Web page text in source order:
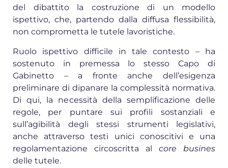
del dibattito la costruzione di un modello
ispettivo, che, partendo dalla diffusa flessibilità,
non comprometta le tutele lavoristiche.
Ruolo ispettivo difficile in tale contesto – ha
sostenuto in premessa lo stesso Capo di
Gabinetto – a fronte anche dell’esigenza
preliminare di dipanare la complessità normativa.
Di qui, la necessità della semplificazione delle
regole, per puntare sui profili sostanziali e
sull’agibilità degli stessi strumenti legislativi,
anche attraverso testi unici conoscitivi e una
regolamentazione circoscritta al core busines
delle tutele.